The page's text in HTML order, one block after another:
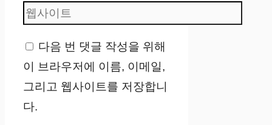
다음 번 댓글 작성을 위해
이 브라우저에 이름, 이메일,
그리고 웹사이트를 저장합니
다.